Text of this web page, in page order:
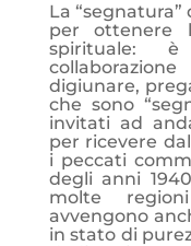
La
per ottenere
spirituale:
digiunare,
che sono
invitati ad
per ricevere
i peccati
degli anni
molte
avvengono
in stato di